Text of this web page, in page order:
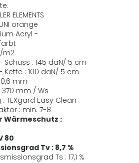
ELEMENTS
orange
Acryl -
m2
Schuss : 145 daN/ 5 cm
Kette : 100 daN/ 5 cm
mm
mm / Ws
TEXgard Easy Clean
: min. 7-8
Wärmeschutz :
80
Tv : 8,7 %
Ts : 17,1 %